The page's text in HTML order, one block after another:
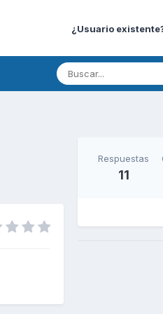
¿Usuario
Respuestas
11